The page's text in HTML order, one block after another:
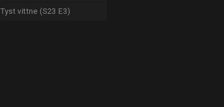
Tyst vittne (S23 E3)